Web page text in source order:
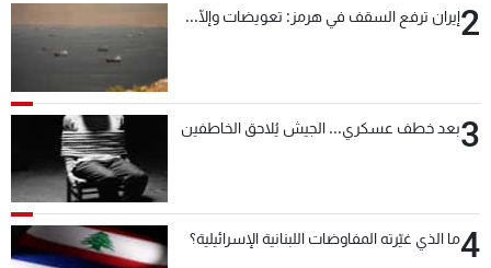
2إيران ترفع السقف في هرمز: تعويضات وإلّا...
3بعد خطف عسكري... الجيش يُلاحق الخاطفين
4ما الذي غيّرته المفاوضات اللبنانية الإسرائيلية؟